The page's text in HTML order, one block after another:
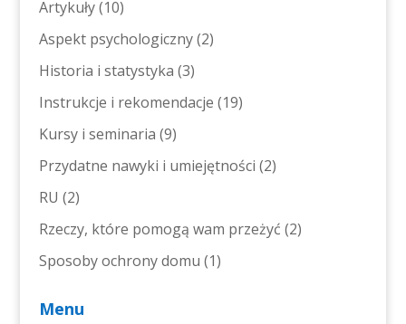
Artykuły(10)
Aspekt psychologiczny(2)
Historia i statystyka (3)
Instrukcje i rekomendacje (19)
Kursy i seminaria (9)
Przydatne nawyki i umiejętności (2)
RU (2)
Rzeczy, które pomogą wam przeżyć (2)
Sposoby ochrony domu (1)
Menu